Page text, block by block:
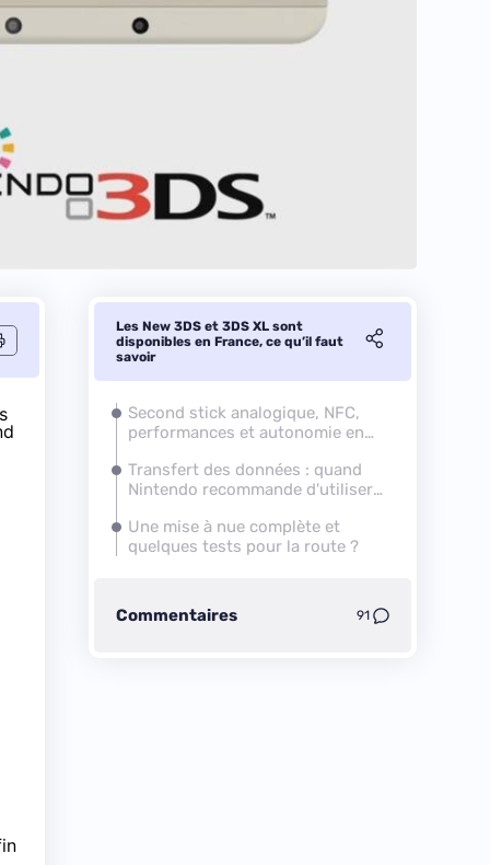
Les New 3DS et 3DS XL sont
disponibles en France, ce qu’il faut
savoir
Second stick analogique, NFC,
performances et autonomie en
Transfert des données : quand
Nintendo recommande d'utiliser
Une mise à nue complète et
quelques tests pour la route ?
Commentaires 91